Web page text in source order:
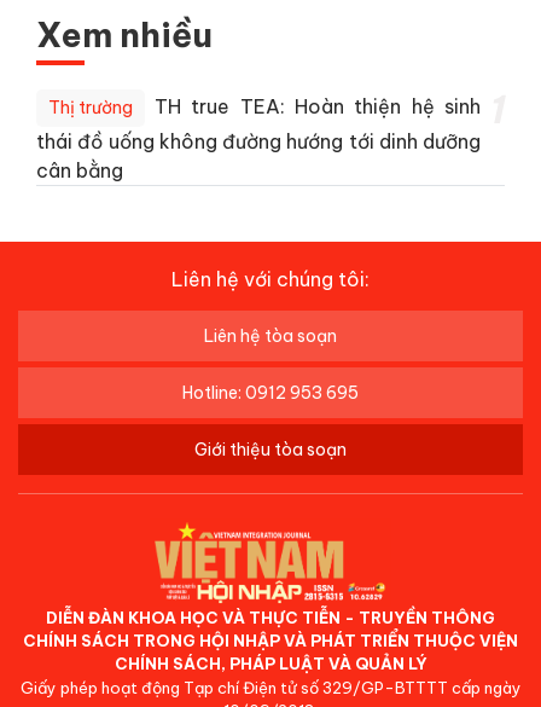
Xem nhiều
Thị trường
TH true TEA: Hoàn thiện hệ sinh
thái đồ uống không đường hướng tới dinh dưỡng
cân bằng
Liên hệ với chúng tôi:
Liên hệ tòa soạn
Hotline: 0912 953 695
Giới thiệu tòa soạn
DIỄN ĐÀN KHOA HỌC VÀ THỰC TIỄN - TRUYỀN THÔNG
CHÍNH SÁCH TRONG HỘI NHẬP VÀ PHÁT TRIỂN THUỘC VIỆN
CHÍNH SÁCH, PHÁP LUẬT VÀ QUẢN LÝ
Giấy phép hoạt động Tạp chí Điện tử số 329/GP-BTTTT cấp ngày